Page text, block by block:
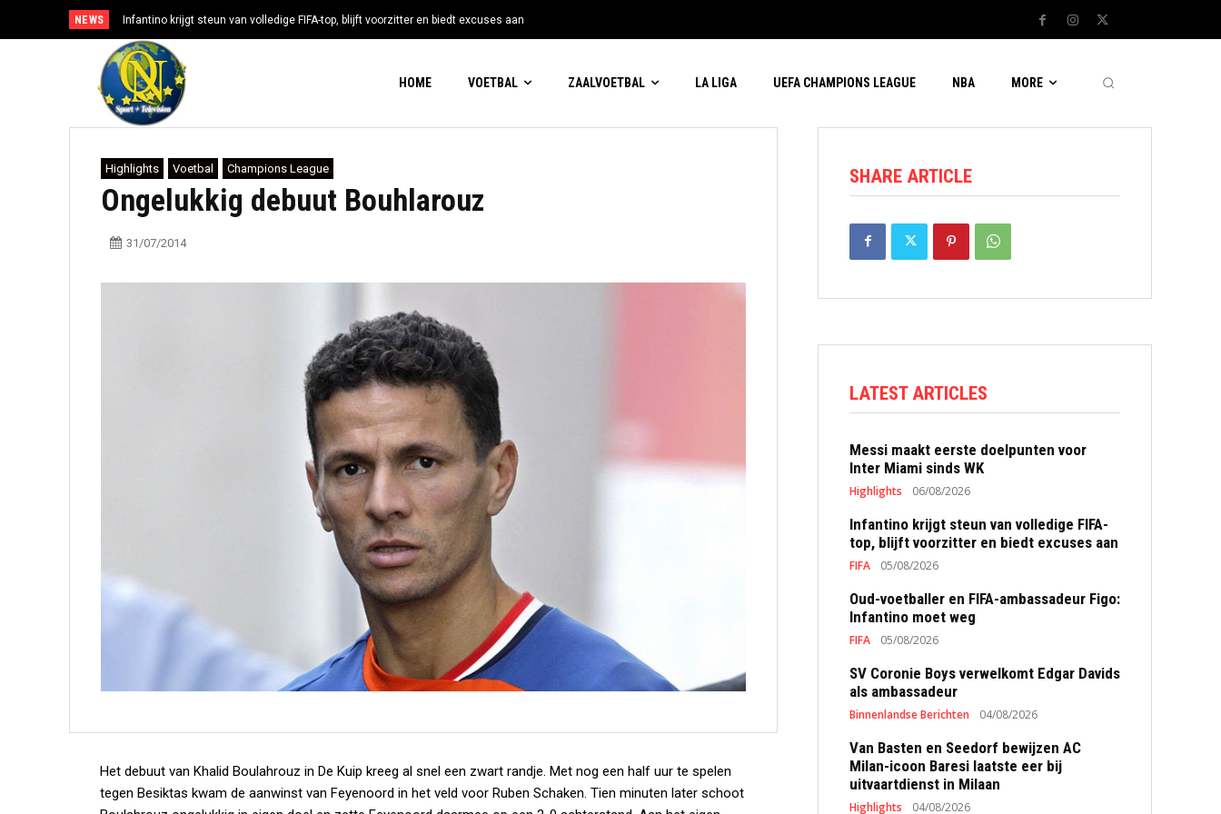
NEWS Infantino krijgt steun van volledige FIFA-top, blijft voorzitter en biedt excuses aan
HOME VOETBAL ZAALVOETBAL LA LIGA UEFA CHAMPIONS LEAGUE NBA MORE
Highlights Voetbal Champions League
Ongelukkig debuut Bouhlarouz
31/07/2014
Het debuut van Khalid Boulahrouz in De Kuip kreeg al snel een zwart randje. Met nog een half uur te spelen
tegen Besiktas kwam de aanwinst van Feyenoord in het veld voor Ruben Schaken. Tien minuten later schoot
SHARE ARTICLE
LATEST ARTICLES
Messi maakt eerste doelpunten voor
Inter Miami sinds WK
Highlights 06/08/2026
Infantino krijgt steun van volledige FIFA-
top, blijft voorzitter en biedt excuses aan
FIFA 05/08/2026
Oud-voetballer en FIFA-ambassadeur Figo:
Infantino moet weg
FIFA 05/08/2026
SV Coronie Boys verwelkomt Edgar Davids
als ambassadeur
Binnenlandse Berichten 04/08/2026
Van Basten en Seedorf bewijzen AC
Milan-icoon Baresi laatste eer bij
uitvaartdienst in Milaan
Highlights 04/08/2026